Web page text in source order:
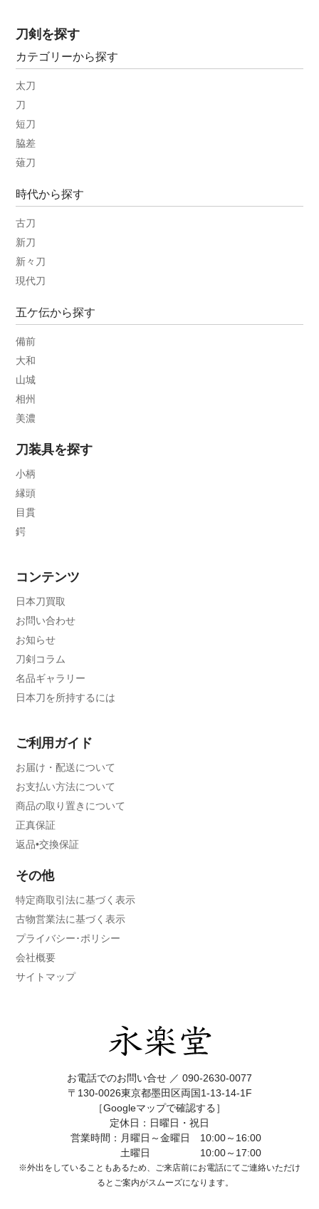
刀剣を探す
カテゴリーから探す
太刀
刀
短刀
脇差
薙刀
時代から探す
古刀
新刀
新々刀
現代刀
五ケ伝から探す
備前
大和
山城
相州
美濃
刀装具を探す
小柄
縁頭
目貫
鍔
コンテンツ
日本刀買取
お問い合わせ
お知らせ
刀剣コラム
名品ギャラリー
日本刀を所持するには
ご利用ガイド
お届け・配送について
お支払い方法について
商品の取り置きについて
正真保証
返品•交換保証
その他
特定商取引法に基づく表示
古物営業法に基づく表示
プライバシー･ポリシー
会社概要
サイトマップ
お電話でのお問い合せ ／ 090-2630-0077
〒130-0026東京都墨田区両国1-13-14-1F
［Googleマップで確認する］
定休日：日曜日・祝日
営業時間：月曜日～金曜日 10:00～16:00
土曜日 10:00～17:00
※外出をしていることもあるため、ご来店前にお電話にてご連絡いただけ
ると ご案内がスムーズになります。